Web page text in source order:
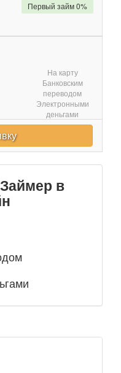
Первый займ 0%
На карту
Банковским
переводом
Электронными
деньгами
в